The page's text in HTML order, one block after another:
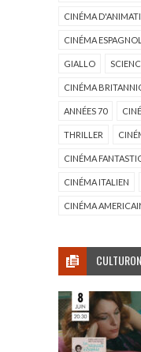
CINÉMA
CINÉMA ESPAGNOL
GIALLO
CINÉMA
ANNÉES 70
THRILLER
CINÉMA
CINÉMA ITALIEN
CINÉMA